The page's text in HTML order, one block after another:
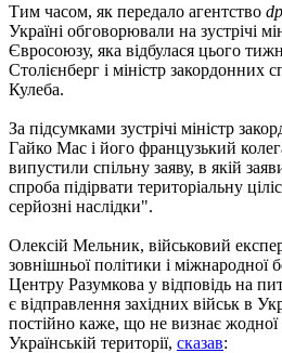
Тим часом, як передало агентство
Україні обговорювали на зустрічі
Євросоюзу, яка відбулася цього
Столієнберг і міністр закордонних
Кулеба.
За підсумками зустрічі міністр
Гайко Мас і його французький
випустили спільну заяву, в якій
спроба підірвати територіальну
серйозні наслідки".
Олексій Мельник, військовий
зовнішньої політики і міжнародної
Центру Разумкова у відповідь на
є відправлення західних військ в
постійно каже, що не визнає
Українській території, сказав: